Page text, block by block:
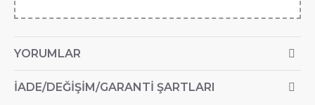
YORUMLAR
İADE/DEĞIŞIM/GARANTI ŞARTLARI